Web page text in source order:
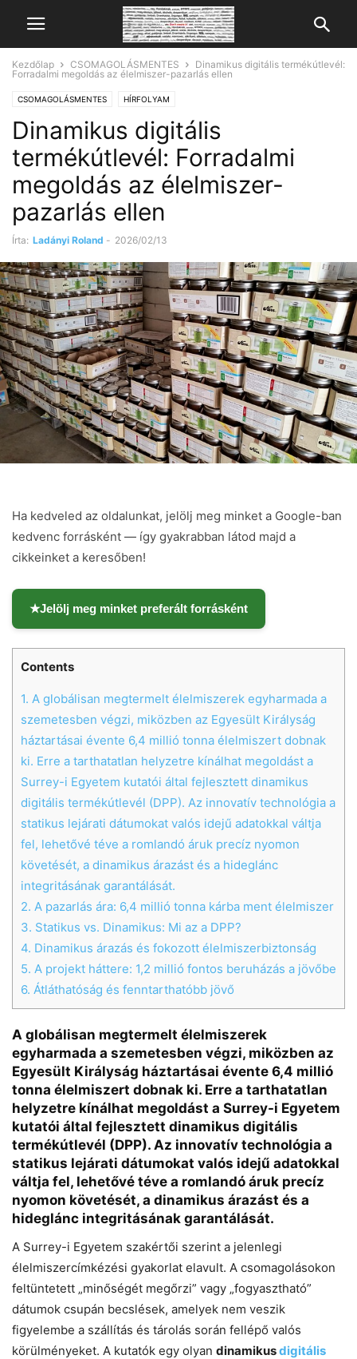
Kezdőlap CSOMAGOLÁSMENTES
Dinamikus digitális termékútlevél:
Forradalmi megoldás az élelmiszer-pazarlás ellen
CSOMAGOLÁSMENTES HÍRFOLYAM
Dinamikus digitális
termékútlevél: Forradalmi
megoldás az élelmiszer-
pazarlás ellen
Írta: Ladányi Roland - 2026/02/13
Ha kedveled az oldalunkat, jelölj meg minket a Google-ban
kedvenc forrásként — így gyakrabban látod majd a
cikkeinket a keresőben!
★Jelölj meg minket preferált forrásként
Contents
1. A globálisan megtermelt élelmiszerek egyharmada a
szemetesben végzi, miközben az Egyesült Királyság
háztartásai évente 6,4 millió tonna élelmiszert dobnak
ki. Erre a tarthatatlan helyzetre kínálhat megoldást a
Surrey-i Egyetem kutatói által fejlesztett dinamikus
digitális termékútlevél (DPP). Az innovatív technológia a
statikus lejárati dátumokat valós idejű adatokkal váltja
fel, lehetővé téve a romlandó áruk precíz nyomon
követését, a dinamikus árazást és a hideglánc
integritásának garantálását.
2. A pazarlás ára: 6,4 millió tonna kárba ment élelmiszer
3. Statikus vs. Dinamikus: Mi az a DPP?
4. Dinamikus árazás és fokozott élelmiszerbiztonság
5. A projekt háttere: 1,2 millió fontos beruházás a jövőbe
6. Átláthatóság és fenntarthatóbb jövő
A globálisan megtermelt élelmiszerek
egyharmada a szemetesben végzi, miközben az
Egyesült Királyság háztartásai évente 6,4 millió
tonna élelmiszert dobnak ki. Erre a tarthatatlan
helyzetre kínálhat megoldást a Surrey-i Egyetem
kutatói által fejlesztett dinamikus digitális
termékútlevél (DPP). Az innovatív technológia a
statikus lejárati dátumokat valós idejű adatokkal
váltja fel, lehetővé téve a romlandó áruk precíz
nyomon követését, a dinamikus árazást és a
hideglánc integritásának garantálását.
A Surrey-i Egyetem szakértői szerint a jelenlegi
élelmiszercímkézési gyakorlat elavult. A csomagolásokon
feltüntetett „minőségét megőrzi” vagy „fogyasztható”
dátumok csupán becslések, amelyek nem veszik
figyelembe a szállítás és tárolás során fellépő valós
körülményeket. A kutatók egy olyan dinamikusdigitális
Chat Mr wAIste
Helló! Miben segíthetek ma?